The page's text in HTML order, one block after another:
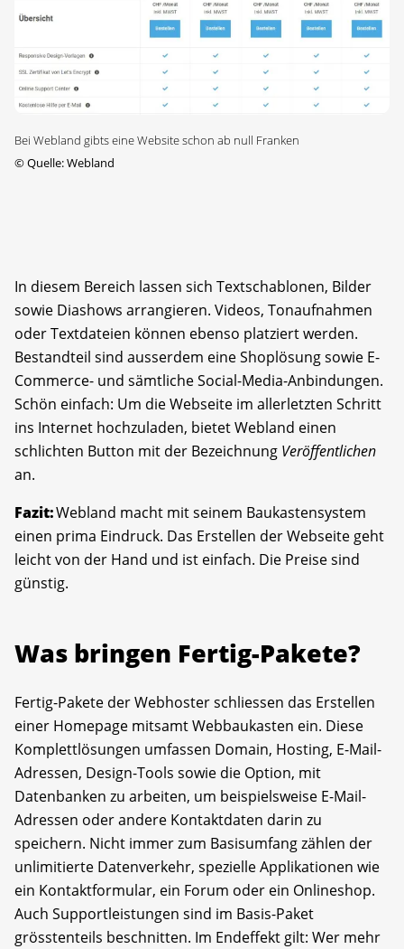
Bei Webland gibts eine Website schon ab null Franken
©Quelle: Webland
In diesem Bereich lassen sich Textschablonen, Bilder
sowie Diashows arrangieren. Videos, Tonaufnahmen
oder Textdateien können ebenso platziert werden.
Bestandteil sind ausserdem eine Shoplösung sowie E-
Commerce- und sämtliche Social-Media-Anbindungen.
Schön einfach: Um die Webseite im allerletzten Schritt
ins Internet hochzuladen, bietet Webland einen
schlichten Button mit der Bezeichnung Veröffentlichen
an.
Fazit:Webland macht mit seinem Baukastensystem
einen prima Eindruck. Das Erstellen der Webseite geht
leicht von der Hand und ist einfach. Die Preise sind
günstig.
Was bringen Fertig-Pakete?
Fertig-Pakete der Webhoster schliessen das Erstellen
einer Homepage mitsamt Webbaukasten ein. Diese
Komplettlösungen umfassen Domain, Hosting, E-Mail-
Adressen, Design-Tools sowie die Option, mit
Datenbanken zu arbeiten, um beispielsweise E-Mail-
Adressen oder andere Kontaktdaten darin zu
speichern. Nicht immer zum Basisumfang zählen der
unlimitierte Datenverkehr, spezielle Applikationen wie
ein Kontaktformular, ein Forum oder ein Onlineshop.
Auch Supportleistungen sind im Basis-Paket
grösstenteils beschnitten. Im Endeffekt gilt: Wer mehr